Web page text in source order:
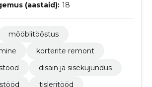
(aastaid): 18
mööblitööstus
korterite remont
disain ja sisekujundus
tisleritööd